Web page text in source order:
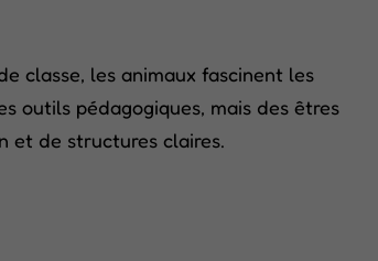
classe, les animaux fascinent les
outils pédagogiques, mais des êtres
et de structures claires.